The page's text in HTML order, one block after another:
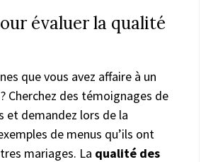
évaluer la qualité
que vous avez affaire à un
Cherchez des témoignages de
et demandez lors de la
de menus qu’ils ont
mariages. La qualité des